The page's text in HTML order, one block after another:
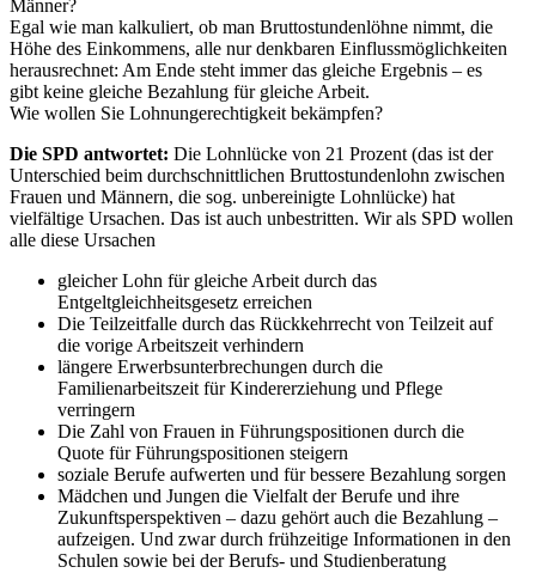
Männer?
Egal wie man kalkuliert, ob man Bruttostundenlöhne nimmt, die
Höhe des Einkommens, alle nur denkbaren Einflussmöglichkeiten
herausrechnet: Am Ende steht immer das gleiche Ergebnis – es
gibt keine gleiche Bezahlung für gleiche Arbeit.
Wie wollen Sie Lohnungerechtigkeit bekämpfen?
Die SPD antwortet: Die Lohnlücke von 21 Prozent (das ist der
Unterschied beim durchschnittlichen Bruttostundenlohn zwischen
Frauen und Männern, die sog. unbereinigte Lohnlücke) hat
vielfältige Ursachen. Das ist auch unbestritten. Wir als SPD wollen
alle diese Ursachen
gleicher Lohn für gleiche Arbeit durch das
Entgeltgleichheitsgesetz erreichen
Die Teilzeitfalle durch das Rückkehrrecht von Teilzeit auf
die vorige Arbeitszeit verhindern
längere Erwerbsunterbrechungen durch die
Familienarbeitszeit für Kindererziehung und Pflege
verringern
Die Zahl von Frauen in Führungspositionen durch die
Quote für Führungspositionen steigern
soziale Berufe aufwerten und für bessere Bezahlung sorgen
Mädchen und Jungen die Vielfalt der Berufe und ihre
Zukunftsperspektiven – dazu gehört auch die Bezahlung –
aufzeigen. Und zwar durch frühzeitige Informationen in den
Schulen sowie bei der Berufs- und Studienberatung